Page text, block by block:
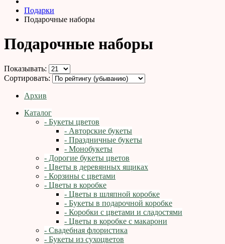
Подарки
Подарочные наборы
Подарочные наборы
Показывать:
Сортировать:
Архив
Каталог
- Букеты цветов
- Авторские букеты
- Праздничные букеты
- Монобукеты
- Дорогие букеты цветов
- Цветы в деревянных ящиках
- Корзины с цветами
- Цветы в коробке
- Цветы в шляпной коробке
- Букеты в подарочной коробке
- Коробки с цветами и сладостями
- Цветы в коробке с макарони
- Свадебная флористика
- Букеты из сухоцветов